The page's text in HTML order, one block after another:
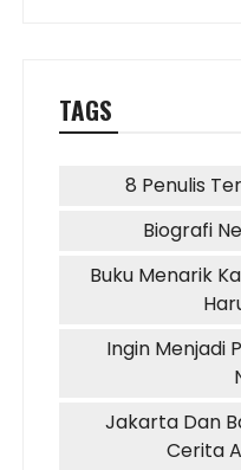
TAGS
8 Penulis
Biografi
Buku Menarik
Ingin Menjadi
Jakarta Dan
Cerita